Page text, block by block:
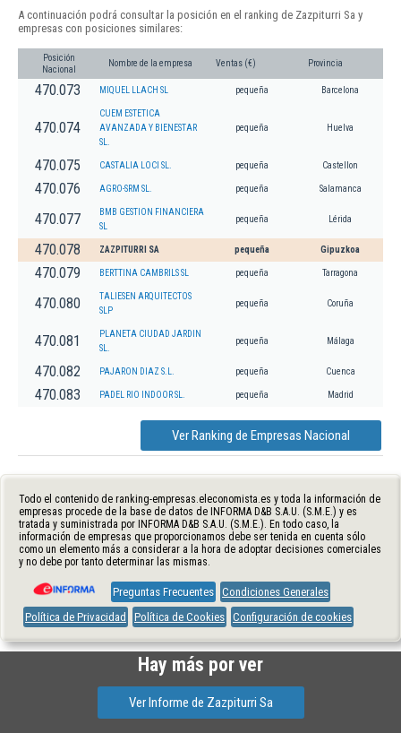
A continuación podrá consultar la posición en el ranking de Zazpiturri Sa y
empresas con posiciones similares:
Posición
Nacional
Nombre de la empresa Ventas (€) Provincia
470.073 MIQUEL LLACH SL pequeña Barcelona
470.074
CUEM ESTETICA
AVANZADA Y BIENESTAR
SL.
pequeña Huelva
470.075 CASTALIA LOCI SL. pequeña Castellon
470.076 AGRO-SRM SL. pequeña Salamanca
470.077
BMB GESTION FINANCIERA
SL
pequeña Lérida
470.078 ZAZPITURRI SA pequeña Gipuzkoa
470.079 BERTTINA CAMBRILS SL pequeña Tarragona
470.080
TALIESEN ARQUITECTOS
SLP
pequeña Coruña
470.081
PLANETA CIUDAD JARDIN
SL.
pequeña Málaga
470.082 PAJARON DIAZ S.L. pequeña Cuenca
470.083 PADEL RIO INDOOR SL. pequeña Madrid
Ver Ranking de Empresas Nacional
Todo el contenido de ranking-empresas.eleconomista.es y toda la información de
empresas procede de la base de datos de INFORMA D&B S.A.U. (S.M.E.) y es
tratada y suministrada por INFORMA D&B S.A.U. (S.M.E.). En todo caso, la
información de empresas que proporcionamos debe ser tenida en cuenta sólo
como un elemento más a considerar a la hora de adoptar decisiones comerciales
y no debe por tanto determinar las mismas.
Preguntas Frecuentes Condiciones Generales
Política de Privacidad
Política de Cookies Configuración de cookies
Hay más por ver
Ver Informe de Zazpiturri Sa